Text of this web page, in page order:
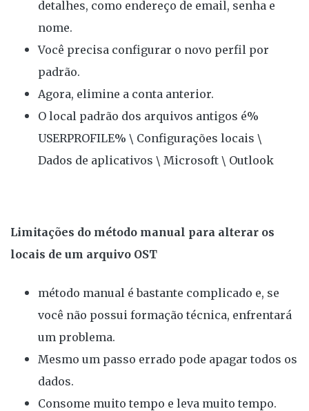
detalhes, como endereço de email, senha e
nome.
Você precisa configurar o novo perfil por
padrão.
Agora, elimine a conta anterior.
O local padrão dos arquivos antigos é%
USERPROFILE% \ Configurações locais \
Dados de aplicativos \ Microsoft \ Outlook
Limitações do método manual para alterar os
locais de um arquivo OST
método manual é bastante complicado e, se
você não possui formação técnica, enfrentará
um problema.
Mesmo um passo errado pode apagar todos os
dados.
Consome muito tempo e leva muito tempo.